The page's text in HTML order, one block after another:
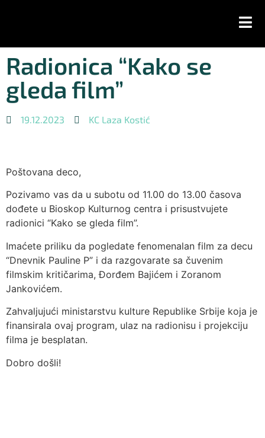
Radionica “Kako se
gleda film”
19.12.2023 KC Laza Kostić
Poštovana deco,
Pozivamo vas da u subotu od 11.00 do 13.00 časova
dođete u Bioskop Kulturnog centra i prisustvujete
radionici “Kako se gleda film”.
Imaćete priliku da pogledate fenomenalan film za decu
“Dnevnik Pauline P” i da razgovarate sa čuvenim
filmskim kritičarima, Đorđem Bajićem i Zoranom
Jankovićem.
Zahvaljujući ministarstvu kulture Republike Srbije koja je
finansirala ovaj program, ulaz na radionisu i projekciju
filma je besplatan.
Dobro došli!